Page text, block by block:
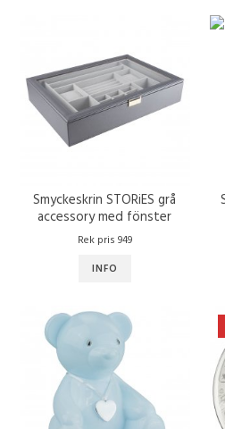
Smyckeskrin STORiES grå
accessory med fönster
Rek pris 949
INFO